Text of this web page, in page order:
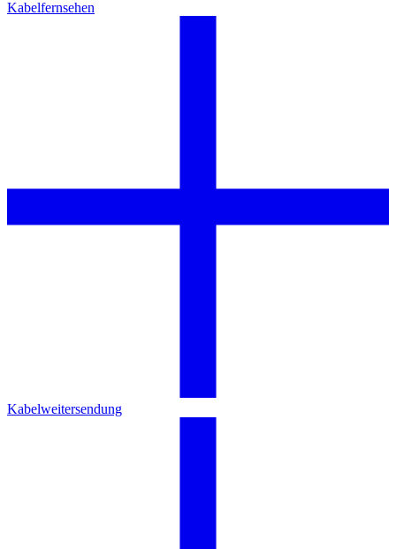
Kabelfernsehen
Kabelweitersendung